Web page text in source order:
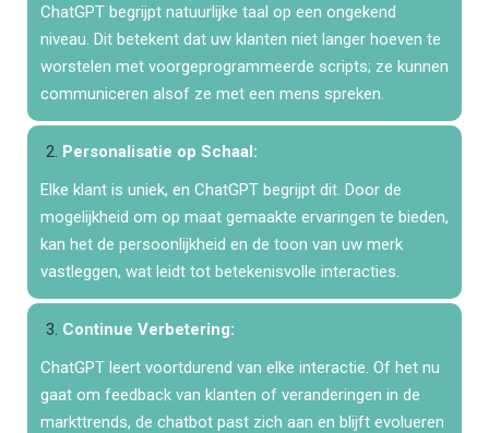
ChatGPT begrijpt natuurlijke taal op een ongekend
niveau. Dit betekent dat uw klanten niet langer hoeven te
worstelen met voorgeprogrammeerde scripts; ze kunnen
communiceren alsof ze met een mens spreken.
Personalisatie op Schaal:
Elke klant is uniek, en ChatGPT begrijpt dit. Door de
mogelijkheid om op maat gemaakte ervaringen te bieden,
kan het de persoonlijkheid en de toon van uw merk
vastleggen, wat leidt tot betekenisvolle interacties.
Continue Verbetering:
ChatGPT leert voortdurend van elke interactie. Of het nu
gaat om feedback van klanten of veranderingen in de
markttrends, de chatbot past zich aan en blijft evolueren